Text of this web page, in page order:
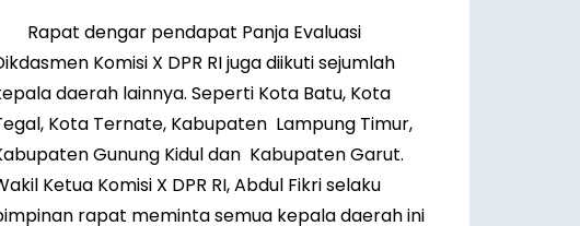
Rapat dengar pendapat Panja Evaluasi
Komisi X DPR RI juga diikuti sejumlah
daerah lainnya. Seperti Kota Batu, Kota
Kota Ternate, Kabupaten Lampung Timur,
Gunung Kidul dan Kabupaten Garut.
Ketua Komisi X DPR RI, Abdul Fikri selaku
rapat meminta semua kepala daerah ini